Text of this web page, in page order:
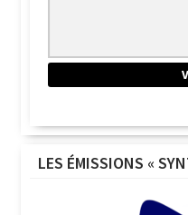
LES ÉMISSIONS «